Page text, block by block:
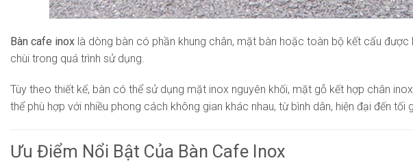
Bàn cafe inox là dòng bàn có phần khung chân, mặt bàn hoặc toàn bộ kết cấu
chùi trong quá trình sử dụng.
Tùy theo thiết kế, bàn có thể sử dụng mặt inox nguyên khối, mặt gỗ kết hợp chân
thể phù hợp với nhiều phong cách không gian khác nhau, từ bình dân, hiện đại đến tối
Ưu Điểm Nổi Bật Của Bàn Cafe Inox